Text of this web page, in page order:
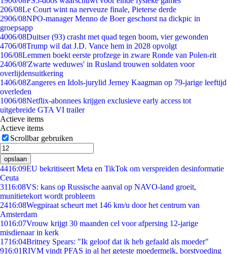
206/08Le Court wint na nerveuze finale, Pieterse derde
2906/08NPO-manager Menno de Boer geschorst na dickpic in
groepsapp
4006/08Duitser (93) crasht met quad tegen boom, vier gewonden
4706/08Trump wil dat J.D. Vance hem in 2028 opvolgt
106/08Lemmen boekt eerste profzege in zware Ronde van Polen-rit
2406/08'Zwarte weduwes' in Rusland trouwen soldaten voor
overlijdensuitkering
1406/08Zangeres en Idols-jurylid Jerney Kaagman op 79-jarige leeftijd
overleden
1006/08Netflix-abonnees krijgen exclusieve early access tot
uitgebreide GTA VI trailer
Actieve items
Actieve items
Scrollbar gebruiken
opslaan
4416:09EU bekritiseert Meta en TikTok om verspreiden desinformatie
Ceuta
3116:08VS: kans op Russische aanval op NAVO-land groeit,
munitietekort wordt probleem
2416:08Wegpiraat scheurt met 146 km/u door het centrum van
Amsterdam
1016:07Vrouw krijgt 30 maanden cel voor afpersing 12-jarige
misdienaar in kerk
1716:04Britney Spears: "Ik geloof dat ik heb gefaald als moeder"
916:01RIVM vindt PFAS in al het geteste moedermelk, borstvoeding